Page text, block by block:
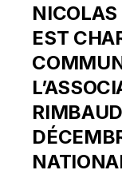
EST
RIMBAUD